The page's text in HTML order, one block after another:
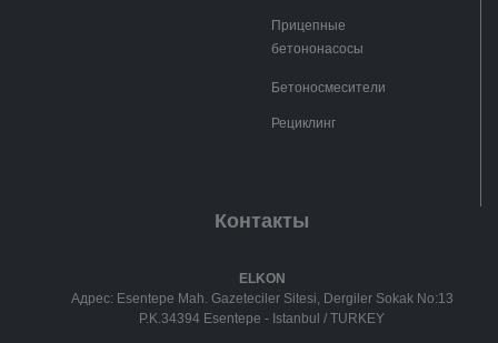
Прицепные
бетононасосы
Бетоносмесители
Рециклинг
Контакты
ELKON
Адрес: Esentepe Mah. Gazeteciler Sitesi, Dergiler Sokak No:13
P.K.34394 Esentepe - Istanbul / TURKEY